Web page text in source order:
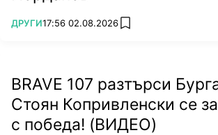
ПОВЕЧЕ ОТ
ДРУГИ17:56 02.08.2026 add favorites
BRAVE 107 разтърси
Стоян Копривленски се
с победа! (ВИДЕО)